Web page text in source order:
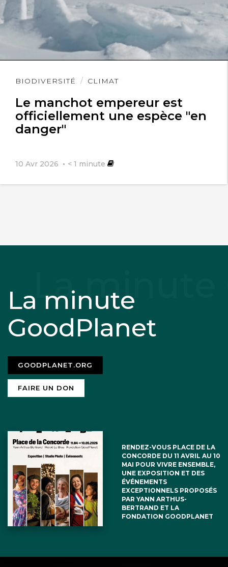
BIODIVERSITÉ CLIMAT
Le manchot empereur est
officiellement une espèce "en
danger"
10 Avr 2026 < 1 minute
Lire
La minute
GoodPlanet
GOODPLANET.ORG
FAIRE UN DON
RENDEZ-VOUS PLACE DE LA
CONCORDE DU 11 AVRIL AU 10
MAI POUR VIVRE ENSEMBLE,
UNE EXPOSITION ET DES
ÉVÉNEMENTS
EXCEPTIONNELS PROPOSÉS
PAR YANN ARTHUS-
BERTRAND ET LA
FONDATION GOODPLANET